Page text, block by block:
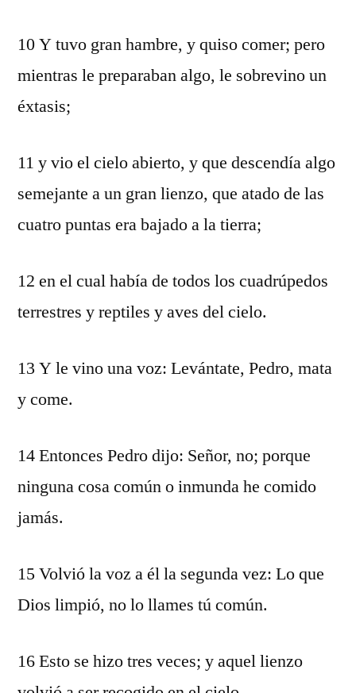
10 Y tuvo gran hambre, y quiso comer; pero
mientras le preparaban algo, le sobrevino un
éxtasis;
11 y vio el cielo abierto, y que descendía algo
semejante a un gran lienzo, que atado de las
cuatro puntas era bajado a la tierra;
12 en el cual había de todos los cuadrúpedos
terrestres y reptiles y aves del cielo.
13 Y le vino una voz: Levántate, Pedro, mata
y come.
14 Entonces Pedro dijo: Señor, no; porque
ninguna cosa común o inmunda he comido
jamás.
15 Volvió la voz a él la segunda vez: Lo que
Dios limpió, no lo llames tú común.
16 Esto se hizo tres veces; y aquel lienzo